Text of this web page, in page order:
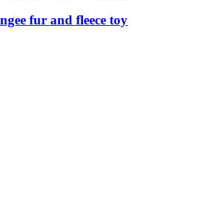
fur and fleece toy